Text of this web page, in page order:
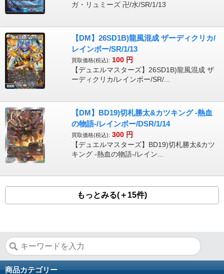
ガ・リュミーズ 卍/水/SR/1/13
【DM】26SD1B)龍風混成 ザーディクリカ/
レインボー/SR/1/13
買取価格(税込): 100 円
【デュエルマスターズ】26SD1B)龍風混成 ザ
ーディクリカ/レインボー/SR/...
【DM】BD19)切札勝太&カツキング -熱血
の物語-/レインボー/DSR/1/14
買取価格(税込): 300 円
【デュエルマスターズ】BD19)切札勝太&カツ
キング -熱血の物語-/レイン...
もっとみる(＋15件)
商品カテゴリー